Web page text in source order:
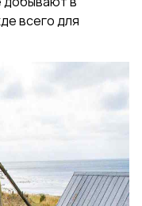
всего для